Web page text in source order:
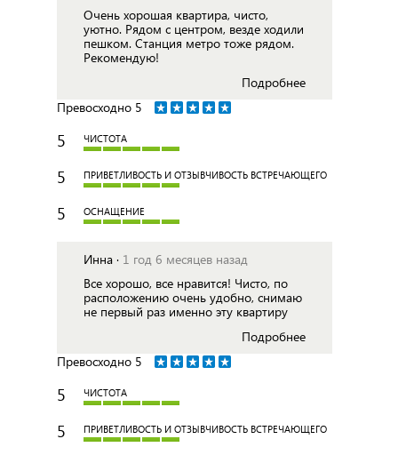
Очень хорошая квартира, чисто,
уютно. Рядом с центром, везде ходили
пешком. Станция метро тоже рядом.
Рекомендую!
Подробнее
Превосходно 5
5 ЧИСТОТА
5 ПРИВЕТЛИВОСТЬ И ОТЗЫВЧИВОСТЬ ВСТРЕЧАЮЩЕГО
5 ОСНАЩЕНИЕ
Инна · 1 год 6 месяцев назад
Все хорошо, все нравится! Чисто, по
расположению очень удобно, снимаю
не первый раз именно эту квартиру
Подробнее
Превосходно 5
5 ЧИСТОТА
5 ПРИВЕТЛИВОСТЬ И ОТЗЫВЧИВОСТЬ ВСТРЕЧАЮЩЕГО